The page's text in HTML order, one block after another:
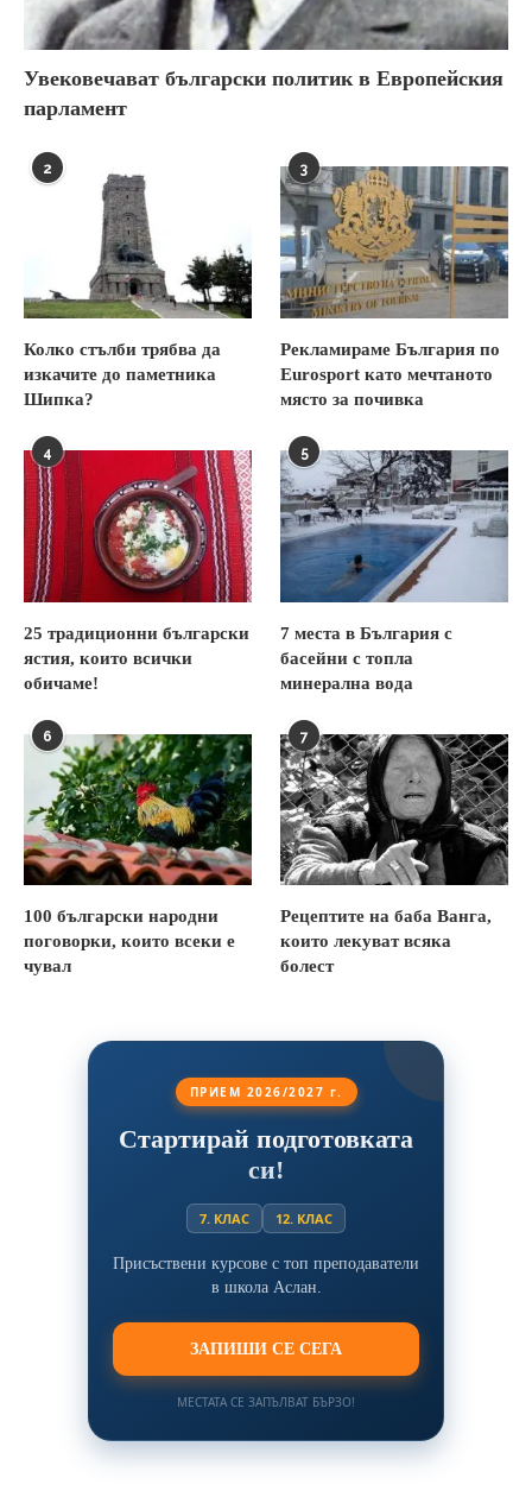
Увековечават български политик в Европейския
парламент
2
Колко стълби трябва да
изкачите до паметника
Шипка?
3
Рекламираме България по
Eurosport като мечтаното
място за почивка
4
25 традиционни български
ястия, които всички
обичаме!
5
7 места в България с
басейни с топла
минерална вода
6
100 български народни
поговорки, които всеки е
чувал
7
Рецептите на баба Ванга,
които лекуват всяка
болест
ПРИЕМ 2026/2027 г.
Стартирай подготовката
си!
7. КЛАС 12. КЛАС
Присъствени курсове с топ преподаватели
в школа Аслан.
ЗАПИШИ СЕ СЕГА
МЕСТАТА СЕ ЗАПЪЛВАТ БЪРЗО!